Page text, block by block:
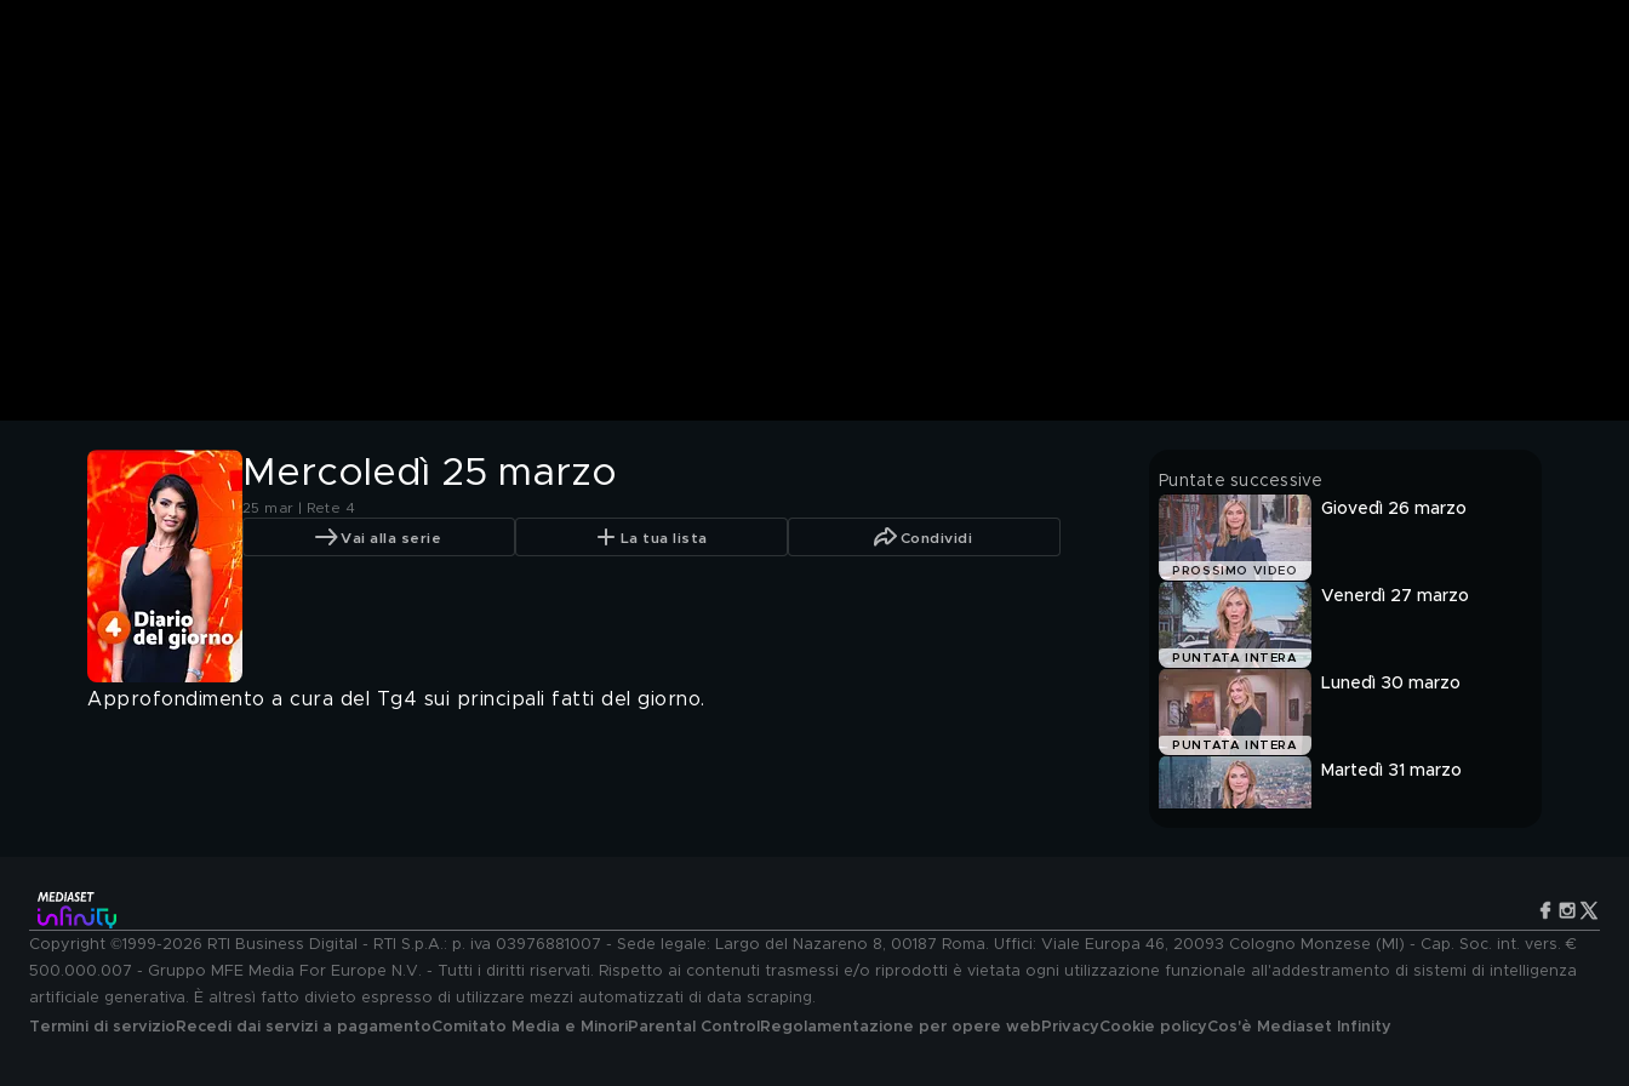
Mercoledì 25 marzo
25 mar | Rete 4
Vai alla serie La tua lista Condividi
Approfondimento a cura del Tg4 sui principali fatti del giorno.
Puntate successive
PROSSIMO VIDEO
Giovedì 26 marzo
PUNTATA INTERA
Venerdì 27 marzo
PUNTATA INTERA
Lunedì 30 marzo
Martedì 31 marzo
Copyright ©1999-2026 RTI Business Digital - RTI S.p.A.: p. iva 03976881007 - Sede legale: Largo del Nazareno 8, 00187 Roma. Uffici: Viale Europa 46, 20093 Cologno Monzese (MI) - Cap. Soc. int. vers. €
500.000.007 - Gruppo MFE Media For Europe N.V. - Tutti i diritti riservati. Rispetto ai contenuti trasmessi e/o riprodotti è vietata ogni utilizzazione funzionale all'addestramento di sistemi di intelligenza
artificiale generativa. È altresì fatto divieto espresso di utilizzare mezzi automatizzati di data scraping.
Termini di servizio Recedi dai servizi a pagamentoComitato Media e MinoriParental Control Regolamentazione per opere web PrivacyCookie policyCos'è Mediaset Infinity